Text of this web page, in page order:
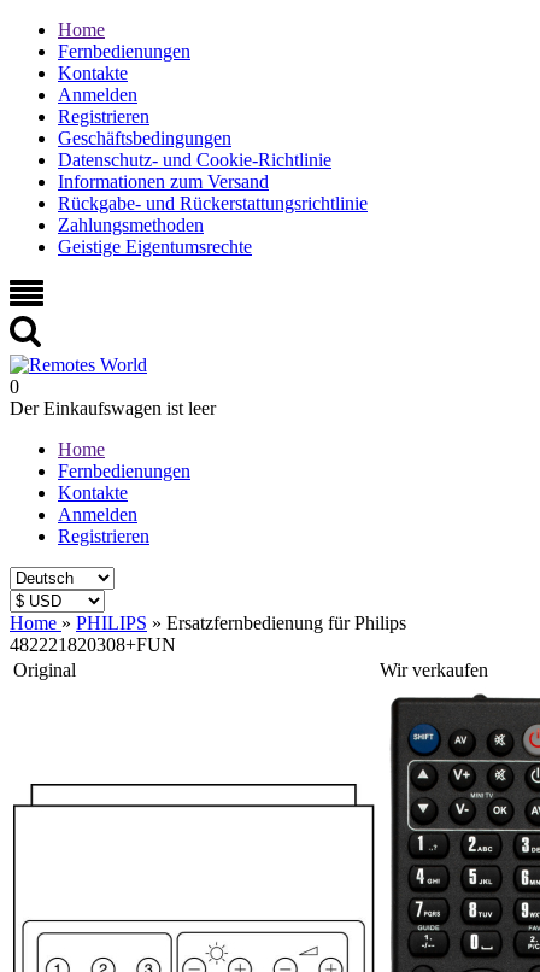
Home
Fernbedienungen
Kontakte
Anmelden
Registrieren
Geschäftsbedingungen
Datenschutz- und Cookie-Richtlinie
Informationen zum Versand
Rückgabe- und Rückerstattungsrichtlinie
Zahlungsmethoden
Geistige Eigentumsrechte
0
Der Einkaufswagen ist leer
Home
Fernbedienungen
Kontakte
Anmelden
Registrieren
Home » PHILIPS » Ersatzfernbedienung für Philips
482221820308+FUN
Original
Wir verkaufen